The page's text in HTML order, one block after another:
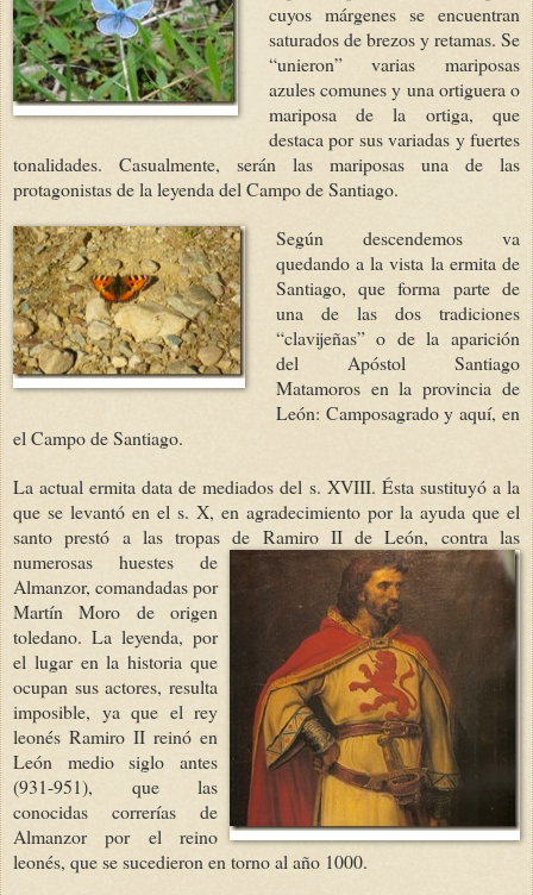
cuyos márgenes se encuentran
saturados de brezos y retamas. Se
“unieron” varias mariposas
azules comunes y una ortiguera o
mariposa de la ortiga, que
destaca por sus variadas y fuertes
tonalidades. Casualmente, serán las mariposas una de las
protagonistas de la leyenda del Campo de Santiago.
Según descendemos va
quedando a la vista la ermita de
Santiago, que forma parte de
una de las dos tradiciones
“clavijeñas” o de la aparición
del Apóstol Santiago
Matamoros en la provincia de
León: Camposagrado y aquí, en
el Campo de Santiago.
La actual ermita data de mediados del s. XVIII. Ésta sustituyó a la
que se levantó en el s. X, en agradecimiento por la ayuda que el
santo prestó a las tropas de Ramiro II de León, contra las
numerosas huestes de
Almanzor, comandadas por
Martín Moro de origen
toledano. La leyenda, por
el lugar en la historia que
ocupan sus actores, resulta
imposible, ya que el rey
leonés Ramiro II reinó en
León medio siglo antes
(931-951), que las
conocidas correrías de
Almanzor por el reino
leonés, que se sucedieron en torno al año 1000.